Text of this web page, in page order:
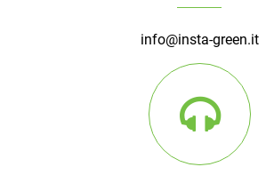
info@insta-green.it